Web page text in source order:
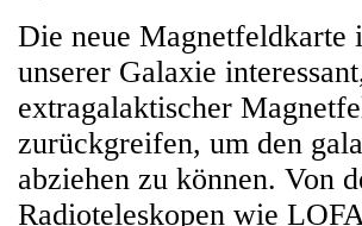
Die neue Magnetfeldkarte
unserer Galaxie
extragalaktischer
zurückgreifen, um den
abziehen zu können. Von
Radioteleskopen wie